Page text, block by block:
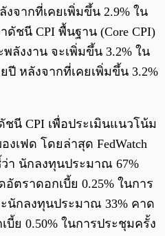
จากที่เคยเพิ่มขึ้น 2.9% ใน
ชนี CPI พื้นฐาน (Core CPI)
ลังงาน จะเพิ่มขึ้น 3.2% ใน
ปี หลังจากที่เคยเพิ่มขึ้น 3.2%
นี CPI เพื่อประเมินแนวโน้ม
เฟด โดยล่าสุด FedWatch
ว่า นักลงทุนประมาณ 67%
ตราดอกเบี้ย 0.25% ในการ
นักลงทุนประมาณ 33% คาด
ย 0.50% ในการประชุมครั้ง